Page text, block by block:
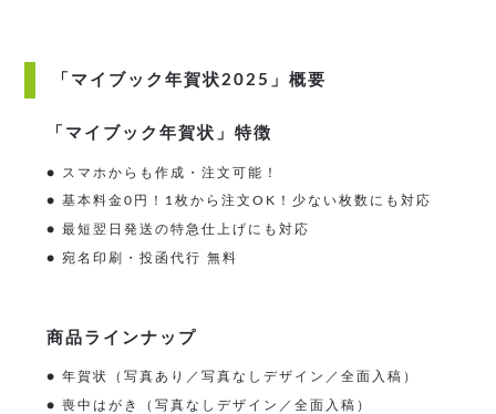
「マイブック年賀状2025」概要
「マイブック年賀状」特徴
● スマホからも作成・注文可能！
● 基本料金0円！1枚から注文OK！少ない枚数にも対応
● 最短翌日発送の特急仕上げにも対応
● 宛名印刷・投函代行 無料
商品ラインナップ
● 年賀状（写真あり／写真なしデザイン／全面入稿）
● 喪中はがき（写真なしデザイン／全面入稿）